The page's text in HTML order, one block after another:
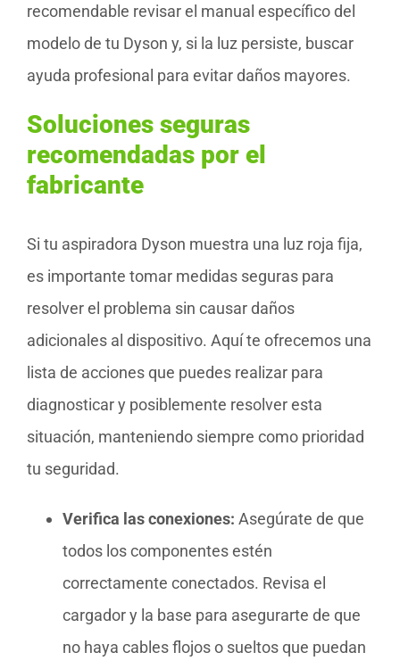
recomendable revisar el manual específico del
modelo de tu Dyson y, si la luz persiste, buscar
ayuda profesional para evitar daños mayores.
Soluciones seguras
recomendadas por el
fabricante
Si tu aspiradora Dyson muestra una luz roja fija,
es importante tomar medidas seguras para
resolver el problema sin causar daños
adicionales al dispositivo. Aquí te ofrecemos una
lista de acciones que puedes realizar para
diagnosticar y posiblemente resolver esta
situación, manteniendo siempre como prioridad
tu seguridad.
Verifica las conexiones: Asegúrate de que
todos los componentes estén
correctamente conectados. Revisa el
cargador y la base para asegurarte de que
no haya cables flojos o sueltos que puedan